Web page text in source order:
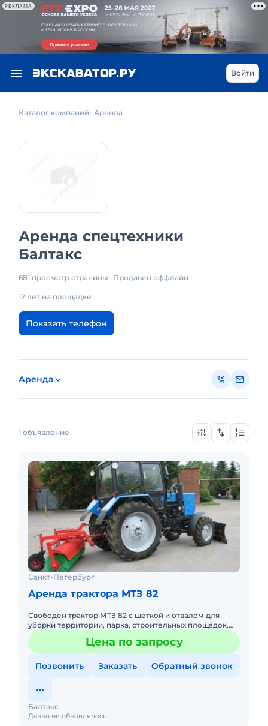
РЕКЛАМА
Войти
Каталог компаний Аренда
Аренда спецтехники
Балтакс
681 просмотр страницы Продавец оффлайн
12 лет на площадке
Показать телефон
Аренда
1 объявление
Санкт-Петербург
Аренда трактора МТЗ 82
Свободен трактор МТЗ 82 с щеткой и отвалом для
уборки территории, парка, строительных площадок.
База на севере города. работаем в Кузьмолово,
Сертолово, КомендЦена по запросу
Позвонить Заказать Обратный звонок
Давно не обновлялось
Балтакс